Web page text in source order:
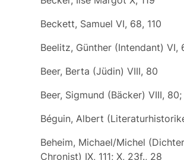
Beckett, Samuel VI, 68, 110
Beelitz, Günther (Intendant) VI,
Beer, Berta (Jüdin) VIII, 80
Beer, Sigmund (Bäcker) VIII, 80;
Béguin, Albert
Beheim, Michael/Michel
Chronist) IX, 111; X, 23f., 28